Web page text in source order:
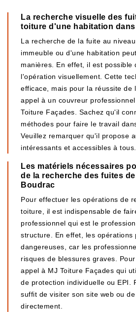
La recherche visuelle des
toiture d'une habitation
La recherche de la fuite au
immeuble ou d'une habitation
manières. En effet, il est possible
l'opération visuellement. Cette
efficace, mais pour la réussite de
appel à un couvreur
Toiture Façades. Sachez qu'il
méthodes pour faire le travail
Veuillez remarquer qu'il propose
intéressants et accessibles à tous.
Les matériels nécessaires
de la recherche des fuites
Boudrac
Pour effectuer les opérations de
toiture, il est indispensable de
professionnel qui est le
structure. En effet, les opérations
dangereuses, car les
risques de blessures graves.
appel à MJ Toiture Façades qui
de protection individuelle ou EPI.
suffit de visiter son site web ou
directement.